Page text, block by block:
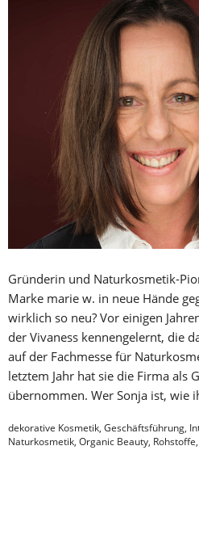
Gründerin und Naturkosmetik-
Marke marie w. in neue Hände
wirklich so neu? Vor einigen
der Vivaness kennengelernt, die
auf der Fachmesse für
letztem Jahr hat sie die Firma als
übernommen. Wer Sonja ist, wie
dekorative Kosmetik, Geschäftsführung,
Naturkosmetik, Organic Beauty, Rohstoffe,